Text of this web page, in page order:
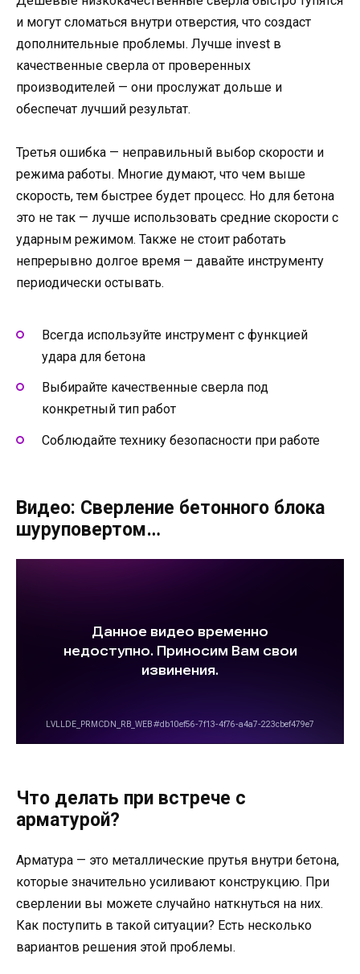
и могут сломаться внутри отверстия, что создаст
дополнительные проблемы. Лучше invest в
качественные сверла от проверенных
производителей — они прослужат дольше и
обеспечат лучший результат.
Третья ошибка — неправильный выбор скорости и
режима работы. Многие думают, что чем выше
скорость, тем быстрее будет процесс. Но для бетона
это не так — лучше использовать средние скорости с
ударным режимом. Также не стоит работать
непрерывно долгое время — давайте инструменту
периодически остывать.
Всегда используйте инструмент с функцией
удара для бетона
Выбирайте качественные сверла под
конкретный тип работ
Соблюдайте технику безопасности при работе
Видео: Сверление бетонного блока
шуруповертом…
Что делать при встрече с
арматурой?
Арматура — это металлические прутья внутри бетона,
которые значительно усиливают конструкцию. При
сверлении вы можете случайно наткнуться на них.
Как поступить в такой ситуации? Есть несколько
вариантов решения этой проблемы.